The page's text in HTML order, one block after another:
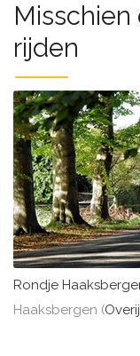
rijden
Rondje
Haaksbergen (